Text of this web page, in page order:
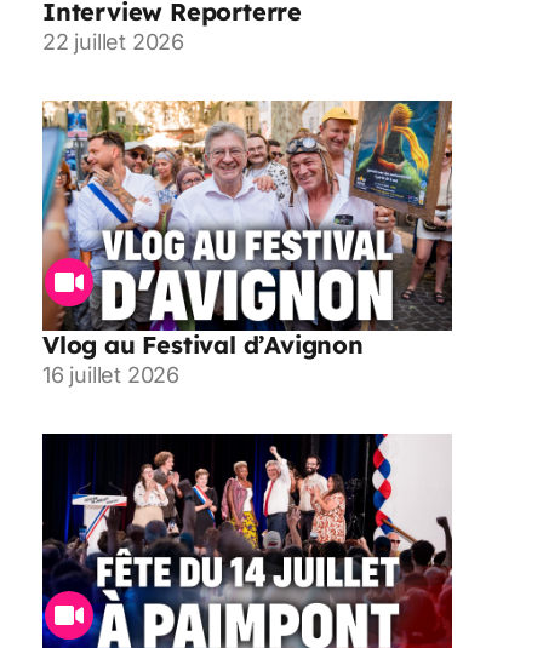
Interview Reporterre
22 juillet 2026
Vlog au Festival d’Avignon
16 juillet 2026